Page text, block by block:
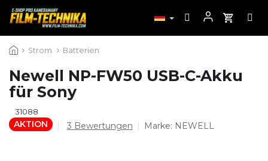
Inhalt Strom Batterien
Newell NP-FW50 USB-C-Akku
für Sony
31088
AKTION
Die
3 Bewertungen Marke: NEWELL